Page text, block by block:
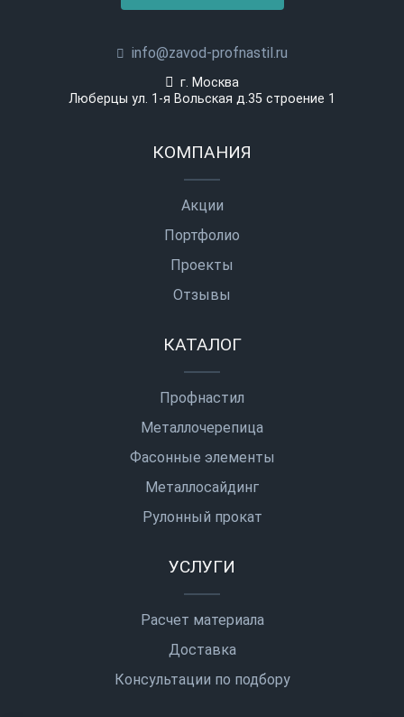
info@zavod-profnastil.ru
г. Москва
Люберцы ул. 1-я Вольская д.35 строение 1
КОМПАНИЯ
Акции
Портфолио
Проекты
Отзывы
КАТАЛОГ
Профнастил
Металлочерепица
Фасонные элементы
Металлосайдинг
Рулонный прокат
УСЛУГИ
Расчет материала
Доставка
Консультации по подбору